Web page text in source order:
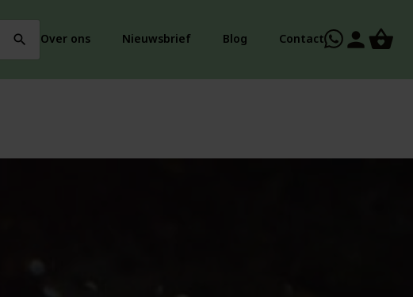
search Over ons Nieuwsbrief Blog Contact person